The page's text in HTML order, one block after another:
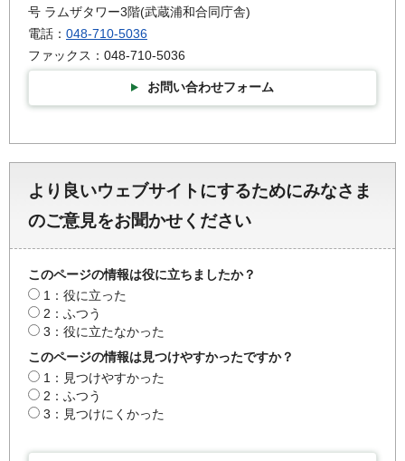
号 ラムザタワー3階(武蔵浦和合同庁舎)
電話： 048-710-5036
ファックス：048-710-5036
お問い合わせフォーム
より良いウェブサイトにするためにみなさま
のご意見をお聞かせください
このページの情報は役に立ちましたか？
1：役に立った
2：ふつう
3：役に立たなかった
このページの情報は見つけやすかったですか？
1：見つけやすかった
2：ふつう
3：見つけにくかった